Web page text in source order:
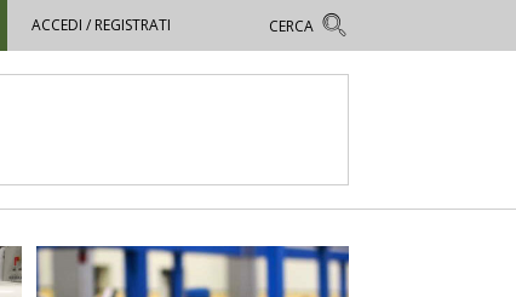
ACCEDI / REGISTRATI